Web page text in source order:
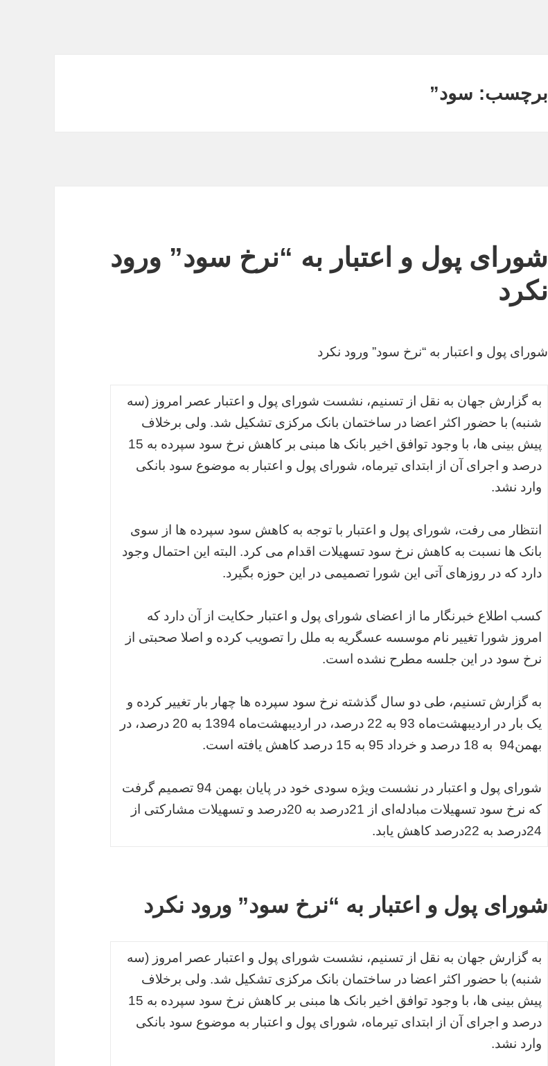
برچسب: سود”
شورای پول و اعتبار به “نرخ سود” ورود
نکرد
شورای پول و اعتبار به “نرخ سود” ورود نکرد
به گزارش جهان به نقل از تسنیم، نشست شورای پول و اعتبار عصر امروز (سه
شنبه) با حضور اکثر اعضا در ساختمان بانک مرکزی تشکیل شد. ولی برخلاف
پیش بینی ها، با وجود توافق اخیر بانک ها مبنی بر کاهش نرخ سود سپرده به 15
درصد و اجرای آن از ابتدای تیرماه، شورای پول و اعتبار به موضوع سود بانکی
وارد نشد.
انتظار می رفت، شورای پول و اعتبار با توجه به کاهش سود سپرده ها از سوی
بانک ها نسبت به کاهش نرخ سود تسهیلات اقدام می کرد. البته این احتمال وجود
دارد که در روزهای آتی این شورا تصمیمی در این حوزه بگیرد.
کسب اطلاع خبرنگار ما از اعضای شورای پول و اعتبار حکایت از آن دارد که
امروز شورا تغییر نام موسسه عسگریه به ملل را تصویب کرده و اصلا صحبتی از
نرخ سود در این جلسه مطرح نشده است.
به گزارش تسنیم، طی دو سال گذشته نرخ سود سپرده ها چهار بار تغییر کرده و
یک بار در اردیبهشت‌ماه 93 به 22 درصد، در اردیبهشت‌ماه 1394 به 20 درصد، در
بهمن‌94 به 18 درصد و خرداد 95 به 15 درصد کاهش یافته است.
شورای پول و اعتبار در نشست ویژه سودی خود در پایان بهمن 94 تصمیم گرفت
که نرخ سود تسهیلات مبادله‌ای از 21درصد به 20درصد و تسهیلات مشارکتی از
24درصد به 22درصد کاهش یابد.
شورای پول و اعتبار به “نرخ سود” ورود نکرد
به گزارش جهان به نقل از تسنیم، نشست شورای پول و اعتبار عصر امروز (سه
شنبه) با حضور اکثر اعضا در ساختمان بانک مرکزی تشکیل شد. ولی برخلاف
پیش بینی ها، با وجود توافق اخیر بانک ها مبنی بر کاهش نرخ سود سپرده به 15
درصد و اجرای آن از ابتدای تیرماه، شورای پول و اعتبار به موضوع سود بانکی
وارد نشد.